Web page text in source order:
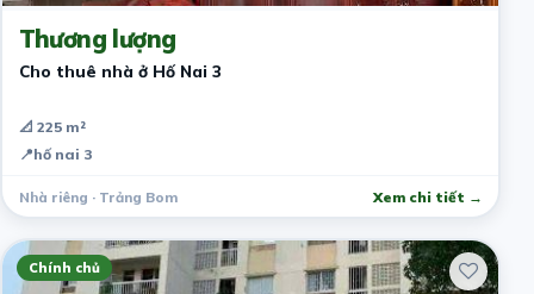
Thương lượng
Cho thuê nhà ở Hố Nai 3
📐 225 m²
📍hố nai 3
Nhà riêng · Trảng Bom Xem chi tiết →
Chính chủ